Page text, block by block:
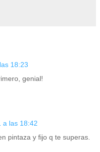
18:23
genial!
a las 18:42
pintaza y fijo q te superas.